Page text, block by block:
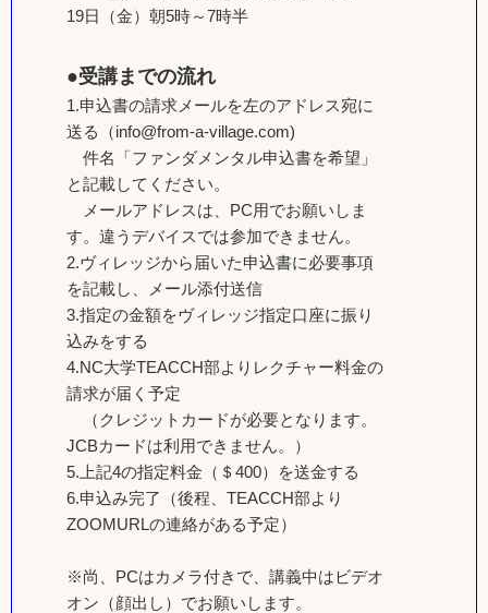
19日（金）朝5時～7時半
●受講までの流れ
1.申込書の請求メールを左のアドレス宛に
送る（info@from-a-village.com)
件名「ファンダメンタル申込書を希望」
と記載してください。
メールアドレスは、PC用でお願いしま
す。違うデバイスでは参加できません。
2.ヴィレッジから届いた申込書に必要事項
を記載し、メール添付送信
3.指定の金額をヴィレッジ指定口座に振り
込みをする
4.NC大学TEACCH部よりレクチャー料金の
請求が届く予定
（クレジットカードが必要となります。
JCBカードは利用できません。）
5.上記4の指定料金（＄400）を送金する
6.申込み完了（後程、TEACCH部より
ZOOMURLの連絡がある予定）
※尚、PCはカメラ付きで、講義中はビデオ
オン（顔出し）でお願いします。